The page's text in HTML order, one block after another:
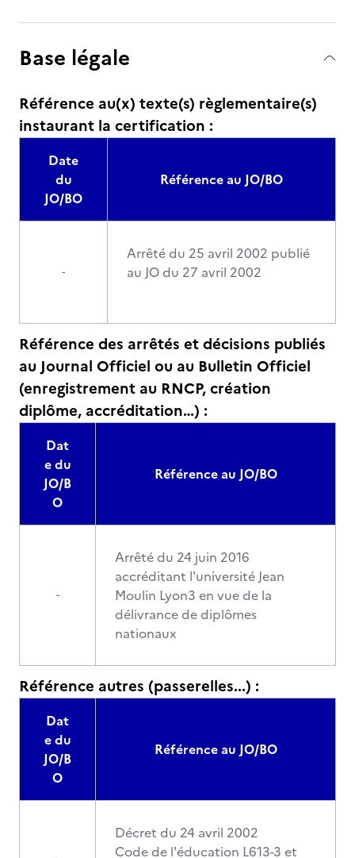
Base légale
Référence au(x) texte(s) règlementaire(s)
instaurant la certification :
Date
du
JO/BO
Référence au JO/BO
-
Arrêté du 25 avril 2002 publié
au JO du 27 avril 2002
Référence des arrêtés et décisions publiés
au Journal Officiel ou au Bulletin Officiel
(enregistrement au RNCP, création
diplôme, accréditation…) :
Dat
e du
JO/B
O
Référence au JO/BO
-
Arrêté du 24 juin 2016
accréditant l'université Jean
Moulin Lyon3 en vue de la
délivrance de diplômes
nationaux
Référence autres (passerelles...) :
Dat
e du
JO/B
O
Référence au JO/BO
Décret du 24 avril 2002
Code de l'éducation L613-3 et